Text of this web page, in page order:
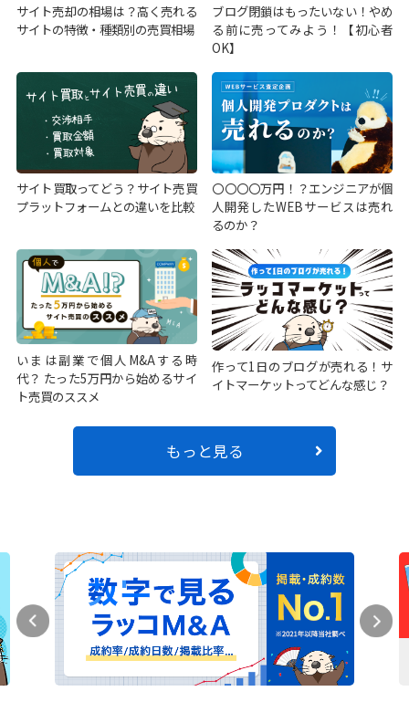
サイト売却の相場は？高く売れる
サイトの特徴・種類別の売買相場
ブログ閉鎖はもったいない！やめ
る前に売ってみよう！【初心者
OK】
サイト買取ってどう？サイト売買
プラットフォームとの違いを比較
〇〇〇〇万円！？エンジニアが個
人開発したWEBサービスは売れ
るのか？
いまは副業で個人M&Aする時
代？ たった5万円から始めるサイ
ト売買のススメ
作って1日のブログが売れる！サ
イトマーケットってどんな感じ？
もっと見る